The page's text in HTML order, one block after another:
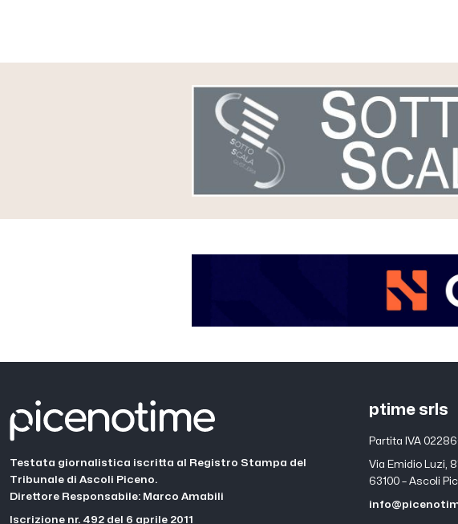
Testata giornalistica iscritta al Registro Stampa del
Tribunale di Ascoli Piceno.
Direttore Responsabile: Marco Amabili
Iscrizione nr. 492 del 6 aprile 2011
ptime srls
Partita IVA
Via Emidio Luzi,
63100 – Ascoli